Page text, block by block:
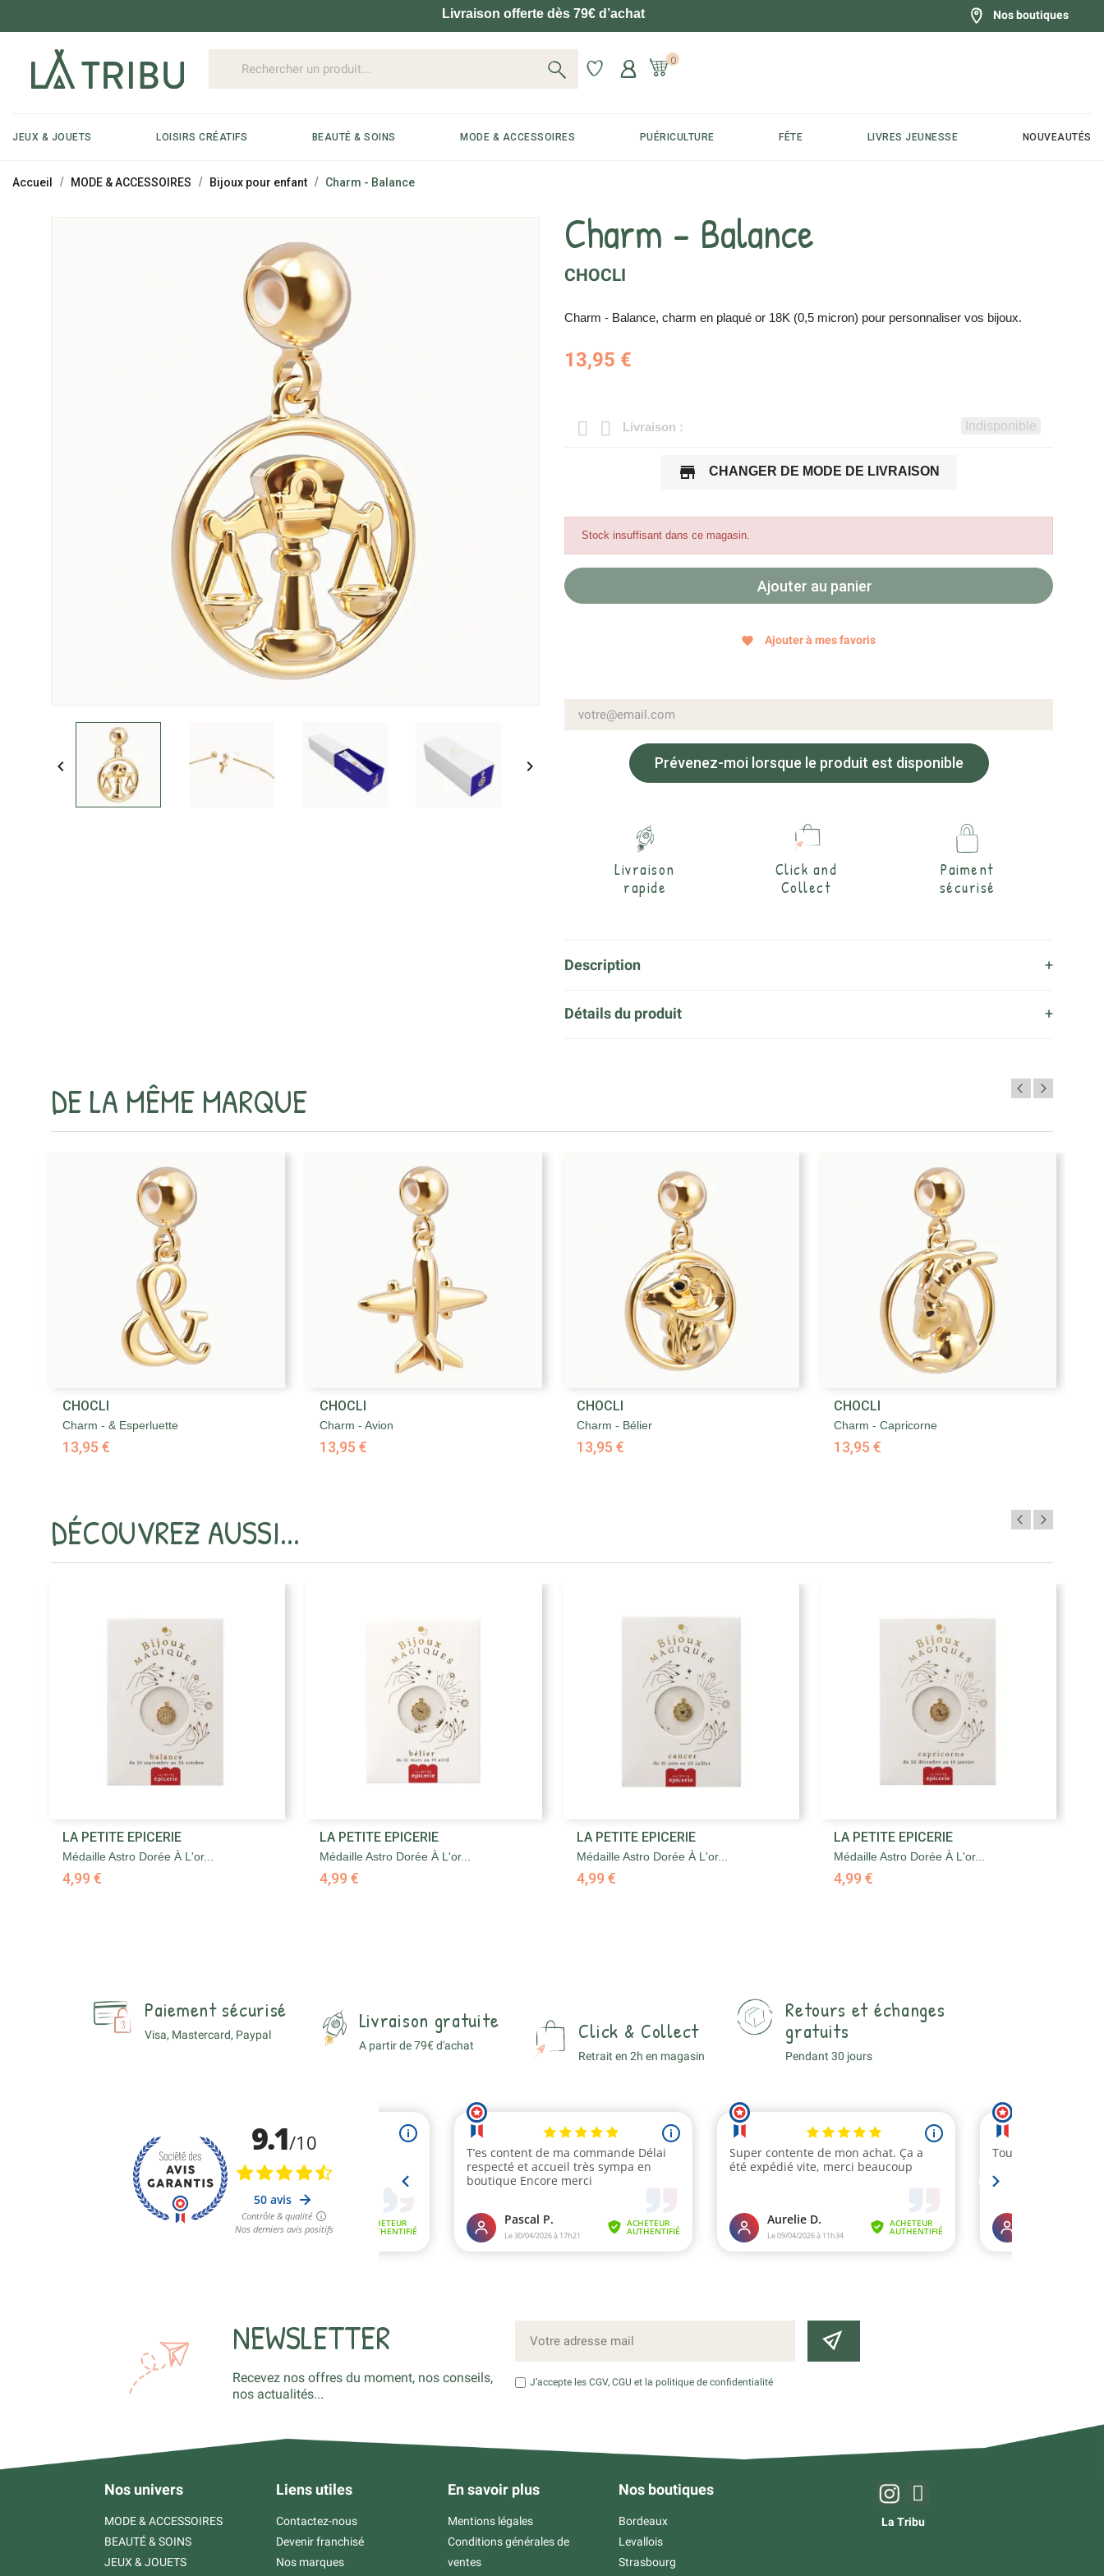
Livraison offerte dès 79€ d’achat Nos boutiques
0
JEUX & JOUETS LOISIRS CRÉATIFS BEAUTÉ & SOINS MODE & ACCESSOIRES PUÉRICULTURE FÊTE LIVRES JEUNESSE NOUVEAUTÉS
Accueil MODE & ACCESSOIRES Bijoux pour enfant Charm - Balance
 
Charm - Balance
CHOCLI
Charm - Balance, charm en plaqué or 18K (0,5 micron) pour personnaliser vos bijoux.
13,95 €
Livraison : Indisponible
store CHANGER DE MODE DE LIVRAISON
Stock insuffisant dans ce magasin.
Ajouter au panier
favorite Ajouter à mes favoris
Prévenez-moi lorsque le produit est disponible
Livraison
rapide
Click and
Collect
Paiment
sécurisé
Description
Détails du produit
DE LA MÊME MARQUE
CHOCLI
Charm - & Esperluette
13,95 €
CHOCLI
Charm - Avion
13,95 €
CHOCLI
Charm - Bélier
13,95 €
CHOCLI
Charm - Capricorne
13,95 €
DÉCOUVREZ AUSSI...
Aperçu rapide
LA PETITE EPICERIE
Médaille Astro Dorée À L'or...
4,99 €
Aperçu rapide
LA PETITE EPICERIE
Médaille Astro Dorée À L'or...
4,99 €
Aperçu rapide
LA PETITE EPICERIE
Médaille Astro Dorée À L'or...
4,99 €
Aperçu rapide
LA PETITE EPICERIE
Médaille Astro Dorée À L'or...
4,99 €
Paiement sécurisé
Visa, Mastercard, Paypal
Livraison gratuite
A partir de 79€ d'achat
Click & Collect
Retrait en 2h en magasin
Retours et échanges
gratuits
Pendant 30 jours
NEWSLETTER
Recevez nos offres du moment, nos conseils,
nos actualités...
J’accepte les CGV, CGU et la politique de confidentialité
Nos univers
MODE & ACCESSOIRES
BEAUTÉ & SOINS
JEUX & JOUETS
Liens utiles
Contactez-nous
Devenir franchisé
Nos marques
En savoir plus
Mentions légales
Conditions générales de
ventes
Nos boutiques
Bordeaux
Levallois
Strasbourg
La Tribu